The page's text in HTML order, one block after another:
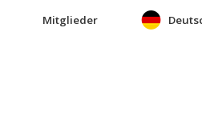
Mitglieder